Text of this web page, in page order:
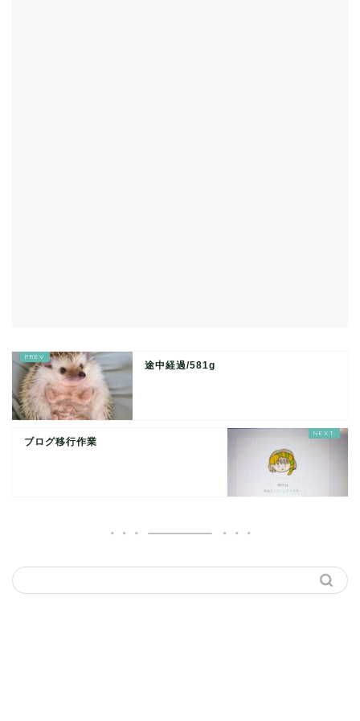
途中経過/581g
ブログ移行作業